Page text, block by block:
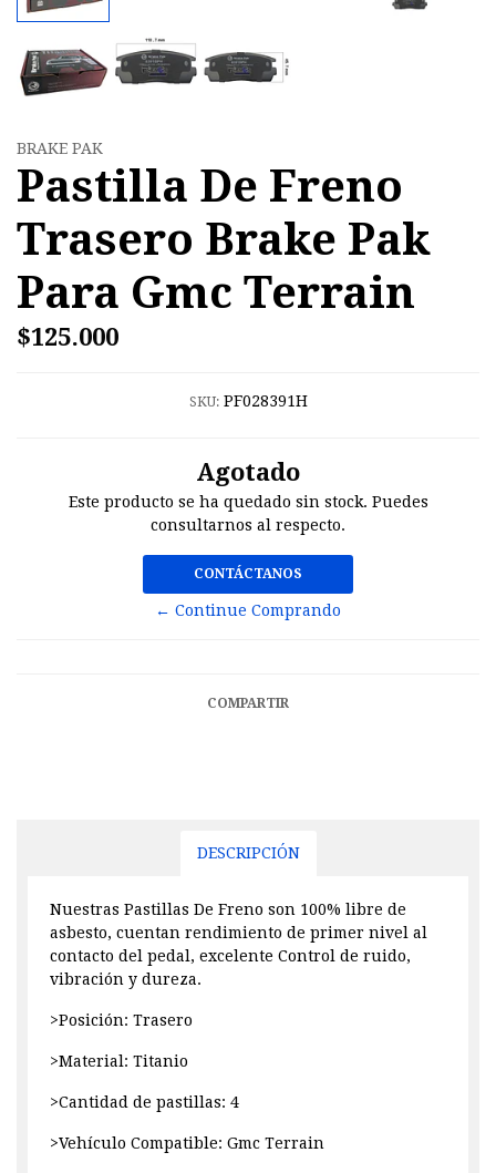
BRAKE PAK
Pastilla De Freno
Trasero Brake Pak
Para Gmc Terrain
$125.000
SKU: PF028391H
Agotado
Este producto se ha quedado sin stock. Puedes
consultarnos al respecto.
CONTÁCTANOS
← Continue Comprando
COMPARTIR
DESCRIPCIÓN
Nuestras Pastillas De Freno son 100% libre de
asbesto, cuentan rendimiento de primer nivel al
contacto del pedal, excelente Control de ruido,
vibración y dureza.
>Posición: Trasero
>Material: Titanio
>Cantidad de pastillas: 4
>Vehículo Compatible: Gmc Terrain